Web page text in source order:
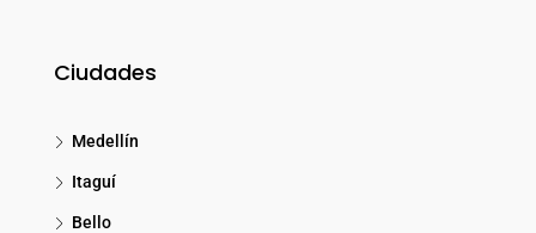
Ciudades
Medellín
Itaguí
Bello